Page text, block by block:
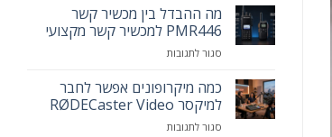
המרצה
החכמה
Smart
מיקרופונים
אפשר
לחבר
לאותו
מה ההבדל בין מכשיר קשר
PMR446 למכשיר קשר מקצועי
סגור לתגובותעל
ההבדל
בין
מכשיר
קשר
כמה מיקרופונים אפשר לחבר
למיקסר RØDECaster Video
סגור לתגובותעל